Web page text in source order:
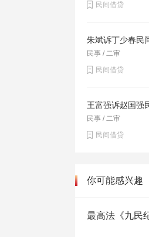
民间借贷
朱斌诉丁少春民
民事 / 二审
民间借贷
王富强诉赵国强
民事 / 二审
民间借贷
你可能感兴趣
最高法《九民